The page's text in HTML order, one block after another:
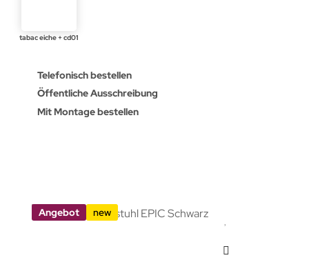
tabac eiche + cd01
Telefonisch bestellen
Öffentliche Ausschreibung
Mit Montage bestellen
Angebot new